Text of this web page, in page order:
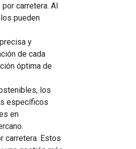
carretera. Al
pueden
y
de cada
óptima de
los
específicos
en
carretera. Estos